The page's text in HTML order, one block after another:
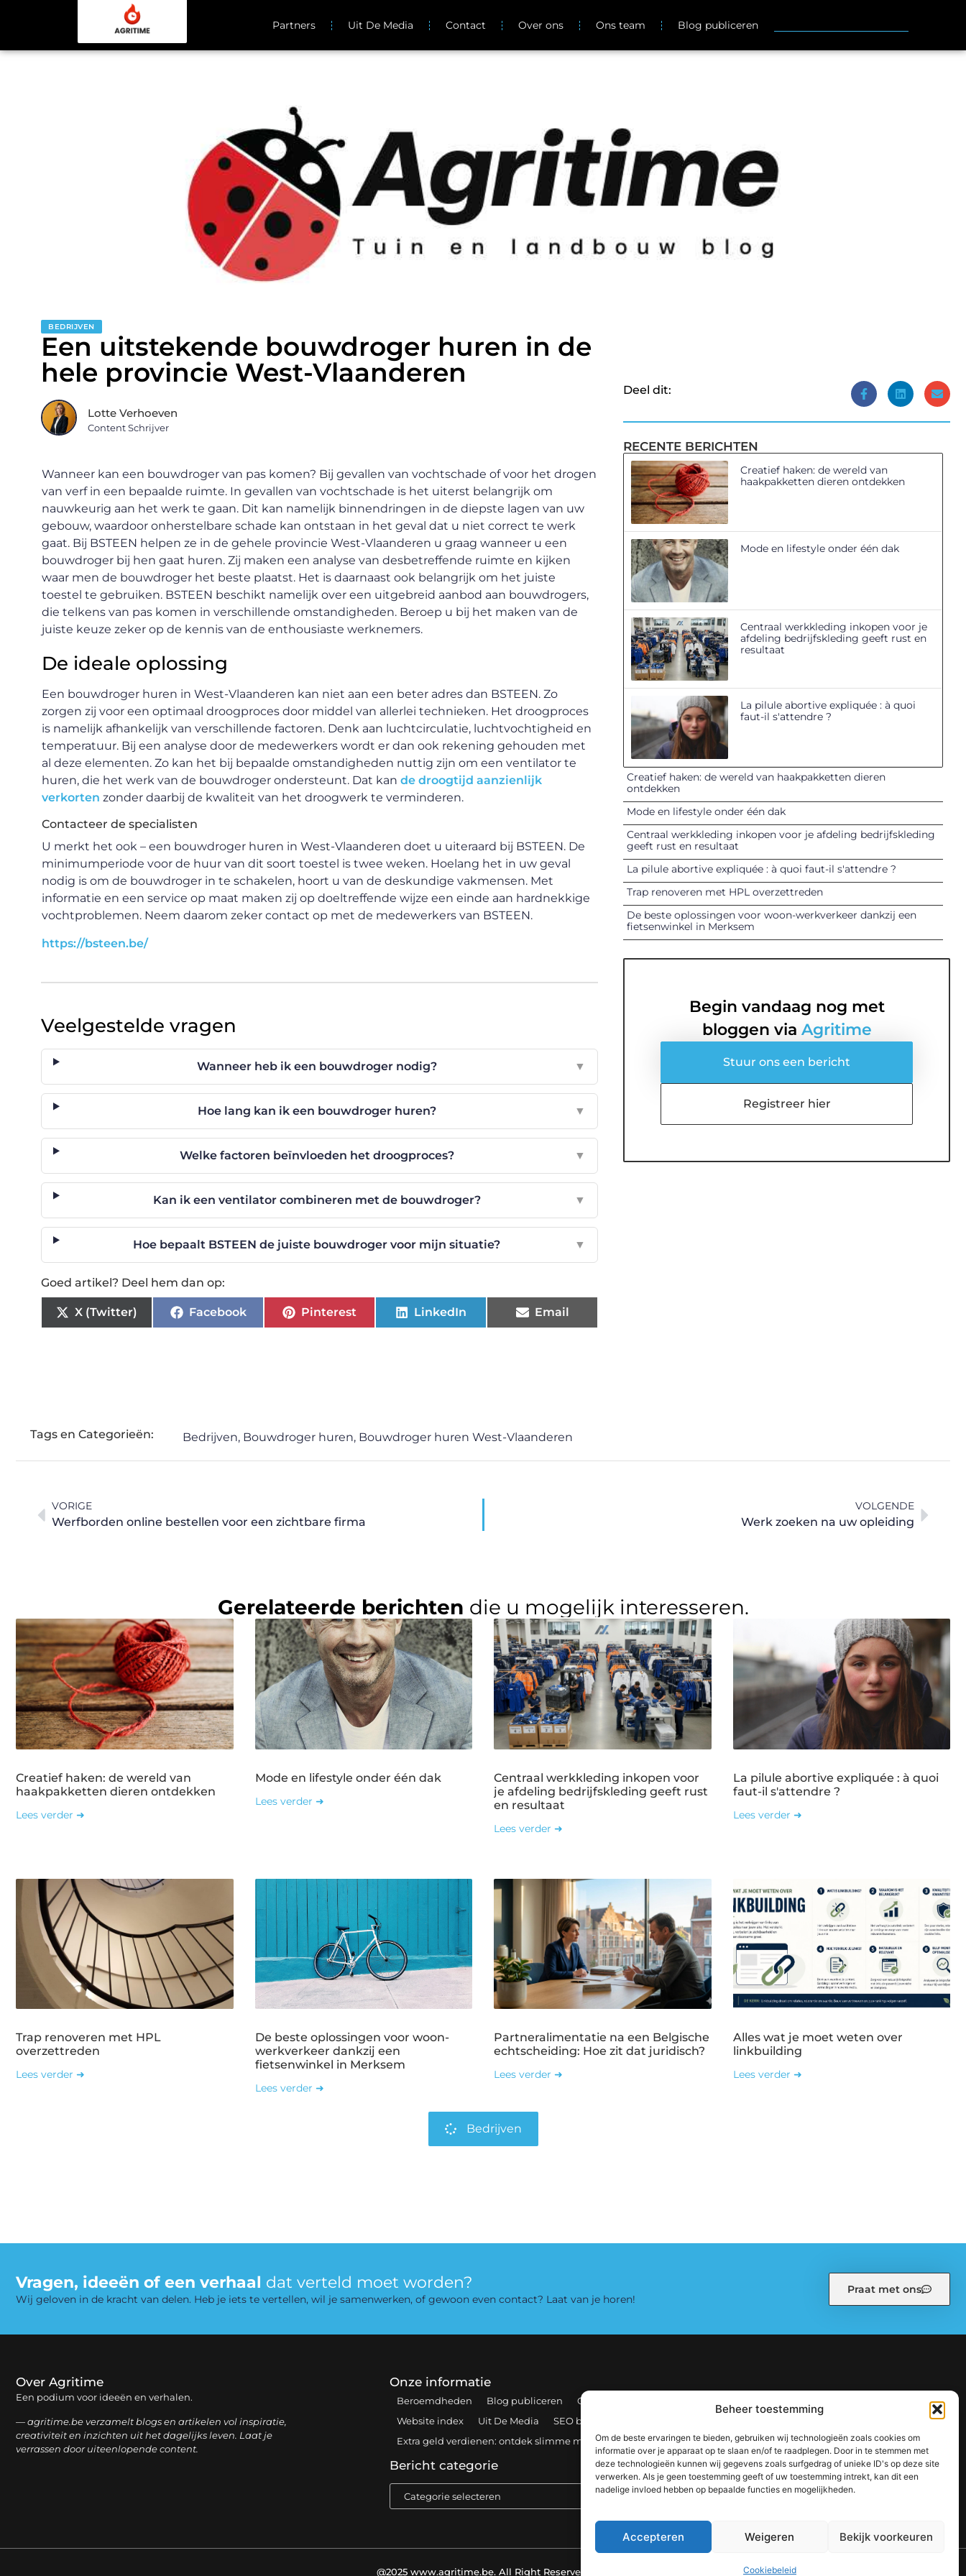
Beheer toestemming
Om de beste ervaringen te bieden, gebruiken wij technologieën zoals cookies om
informatie over je apparaat op te slaan en/of te raadplegen. Door in te stemmen met
deze technologieën kunnen wij gegevens zoals surfgedrag of unieke ID's op deze site
verwerken. Als je geen toestemming geeft of uw toestemming intrekt, kan dit een
nadelige invloed hebben op bepaalde functies en mogelijkheden.
Accepteren Weigeren Bekijk voorkeuren
Cookiebeleid
Partners Uit De Media Contact Over ons Ons team Blog publiceren
TOP
BEDRIJVEN
Een uitstekende bouwdroger huren in de
hele provincie West-Vlaanderen
Lotte Verhoeven
Content Schrijver
Wanneer kan een bouwdroger van pas komen? Bij gevallen van vochtschade of voor het drogen
van verf in een bepaalde ruimte. In gevallen van vochtschade is het uiterst belangrijk om
nauwkeurig aan het werk te gaan. Dit kan namelijk binnendringen in de diepste lagen van uw
gebouw, waardoor onherstelbare schade kan ontstaan in het geval dat u niet correct te werk
gaat. Bij BSTEEN helpen ze in de gehele provincie West-Vlaanderen u graag wanneer u een
bouwdroger bij hen gaat huren. Zij maken een analyse van desbetreffende ruimte en kijken
waar men de bouwdroger het beste plaatst. Het is daarnaast ook belangrijk om het juiste
toestel te gebruiken. BSTEEN beschikt namelijk over een uitgebreid aanbod aan bouwdrogers,
die telkens van pas komen in verschillende omstandigheden. Beroep u bij het maken van de
juiste keuze zeker op de kennis van de enthousiaste werknemers.
De ideale oplossing
Een bouwdroger huren in West-Vlaanderen kan niet aan een beter adres dan BSTEEN. Zo
zorgen zij voor een optimaal droogproces door middel van allerlei technieken. Het droogproces
is namelijk afhankelijk van verschillende factoren. Denk aan luchtcirculatie, luchtvochtigheid en
temperatuur. Bij een analyse door de medewerkers wordt er dan ook rekening gehouden met
al deze elementen. Zo kan het bij bepaalde omstandigheden nuttig zijn om een ventilator te
huren, die het werk van de bouwdroger ondersteunt. Dat kan de droogtijd aanzienlijk
verkorten zonder daarbij de kwaliteit van het droogwerk te verminderen.
Contacteer de specialisten
U merkt het ook – een bouwdroger huren in West-Vlaanderen doet u uiteraard bij BSTEEN. De
minimumperiode voor de huur van dit soort toestel is twee weken. Hoelang het in uw geval
nodig is om de bouwdroger in te schakelen, hoort u van de deskundige vakmensen. Met
informatie en een service op maat maken zij op doeltreffende wijze een einde aan hardnekkige
vochtproblemen. Neem daarom zeker contact op met de medewerkers van BSTEEN.
https://bsteen.be/
Veelgestelde vragen
Wanneer heb ik een bouwdroger nodig? ▼
Hoe lang kan ik een bouwdroger huren? ▼
Welke factoren beïnvloeden het droogproces? ▼
Kan ik een ventilator combineren met de bouwdroger? ▼
Hoe bepaalt BSTEEN de juiste bouwdroger voor mijn situatie? ▼
Goed artikel? Deel hem dan op:
X (Twitter) Facebook Pinterest LinkedIn Email
Deel dit:
RECENTE BERICHTEN
Creatief haken: de wereld van
haakpakketten dieren ontdekken
Mode en lifestyle onder één dak
Centraal werkkleding inkopen voor je
afdeling bedrijfskleding geeft rust en
resultaat
La pilule abortive expliquée : à quoi
faut-il s'attendre ?
Creatief haken: de wereld van haakpakketten dieren
ontdekken
Mode en lifestyle onder één dak
Centraal werkkleding inkopen voor je afdeling bedrijfskleding
geeft rust en resultaat
La pilule abortive expliquée : à quoi faut-il s'attendre ?
Trap renoveren met HPL overzettreden
De beste oplossingen voor woon-werkverkeer dankzij een
fietsenwinkel in Merksem
Begin vandaag nog met
bloggen via Agritime
Stuur ons een bericht
Registreer hier
Tags en Categorieën: Bedrijven, Bouwdroger huren, Bouwdroger huren West-Vlaanderen
VORIGE
Werfborden online bestellen voor een zichtbare firma
VOLGENDE
Werk zoeken na uw opleiding
Gerelateerde berichten die u mogelijk interesseren.
Creatief haken: de wereld van
haakpakketten dieren ontdekken
Lees verder ➜
Mode en lifestyle onder één dak
Lees verder ➜
Centraal werkkleding inkopen voor
je afdeling bedrijfskleding geeft rust
en resultaat
Lees verder ➜
La pilule abortive expliquée : à quoi
faut-il s'attendre ?
Lees verder ➜
Trap renoveren met HPL
overzettreden
Lees verder ➜
De beste oplossingen voor woon-
werkverkeer dankzij een
fietsenwinkel in Merksem
Lees verder ➜
Partneralimentatie na een Belgische
echtscheiding: Hoe zit dat juridisch?
Lees verder ➜
Alles wat je moet weten over
linkbuilding
Lees verder ➜
Bedrijven
Vragen, ideeën of een verhaal dat verteld moet worden?
Wij geloven in de kracht van delen. Heb je iets te vertellen, wil je samenwerken, of gewoon even contact? Laat van je horen!
Praat met ons
Over Agritime
Een podium voor ideeën en verhalen.
— agritime.be verzamelt blogs en artikelen vol inspiratie,
creativiteit en inzichten uit het dagelijks leven. Laat je
verrassen door uiteenlopende content.
Onze informatie
Beroemdheden Blog publiceren Contact
Website index
Uit De Media
SEO backlinks kopen: zo bouw je stap voor stap aan een sterke online autoriteit
Extra geld verdienen: ontdek slimme manieren om jouw inkomen te vergroten
Bericht categorie
@2025 www.agritime.be. All Right Reserved.​